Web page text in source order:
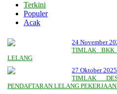
Terkini
Populer
Acak
24 November
TIMLAK BKK
LELANG
27 Oktober
TIMLAK
PENDAFTARAN LELANG